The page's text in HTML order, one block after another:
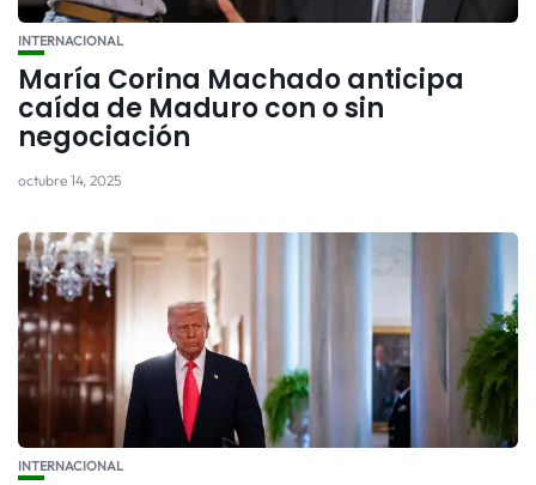
INTERNACIONAL
María Corina Machado anticipa
caída de Maduro con o sin
negociación
octubre 14, 2025
INTERNACIONAL